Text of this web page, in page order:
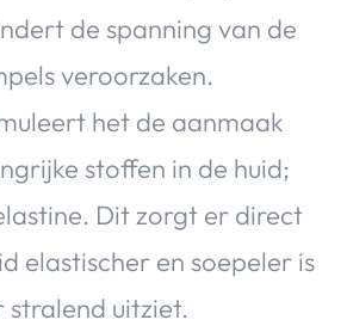
de spanning van de
veroorzaken.
het de aanmaak
stoffen in de huid;
Dit zorgt er direct
elastischer en soepeler is
stralend uitziet.